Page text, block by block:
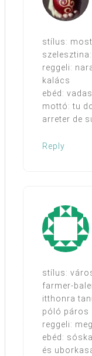
stílus:
reggeli:
kalács
ebéd: vadas
mottó: tu
arreter de
Reply
stílus:
farmer-
itthonra
póló páros
reggeli:
ebéd:
és